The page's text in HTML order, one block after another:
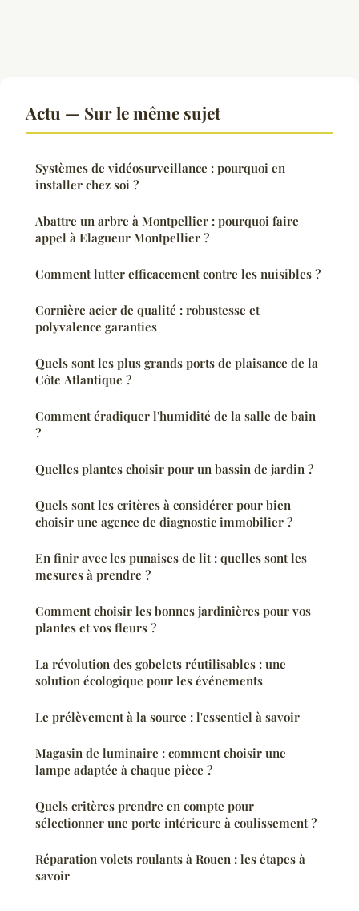
Actu — Sur le même sujet
Systèmes de vidéosurveillance : pourquoi en
installer chez soi ?
Abattre un arbre à Montpellier : pourquoi faire
appel à Elagueur Montpellier ?
Comment lutter efficacement contre les nuisibles ?
Cornière acier de qualité : robustesse et
polyvalence garanties
Quels sont les plus grands ports de plaisance de la
Côte Atlantique ?
Comment éradiquer l'humidité de la salle de bain
?
Quelles plantes choisir pour un bassin de jardin ?
Quels sont les critères à considérer pour bien
choisir une agence de diagnostic immobilier ?
En finir avec les punaises de lit : quelles sont les
mesures à prendre ?
Comment choisir les bonnes jardinières pour vos
plantes et vos fleurs ?
La révolution des gobelets réutilisables : une
solution écologique pour les événements
Le prélèvement à la source : l'essentiel à savoir
Magasin de luminaire : comment choisir une
lampe adaptée à chaque pièce ?
Quels critères prendre en compte pour
sélectionner une porte intérieure à coulissement ?
Réparation volets roulants à Rouen : les étapes à
savoir